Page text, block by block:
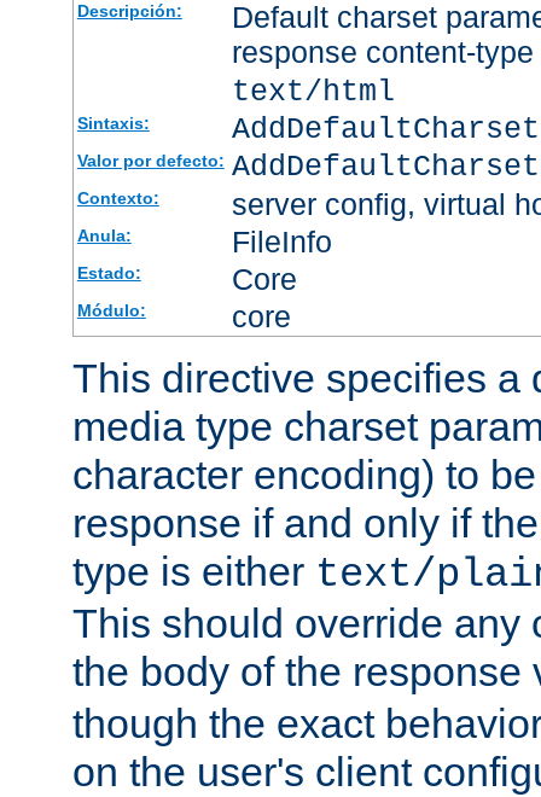
Descripción:
Default charset
response content-
text/html
Sintaxis:
Valor por defecto:
Contexto: server config, virtual
Anula: FileInfo
Estado: Core
Módulo: core
This directive specifies a
media type charset
character encoding) to
response if and only if
type is either text/
This should override any
the body of the
though the exact
on the user's client